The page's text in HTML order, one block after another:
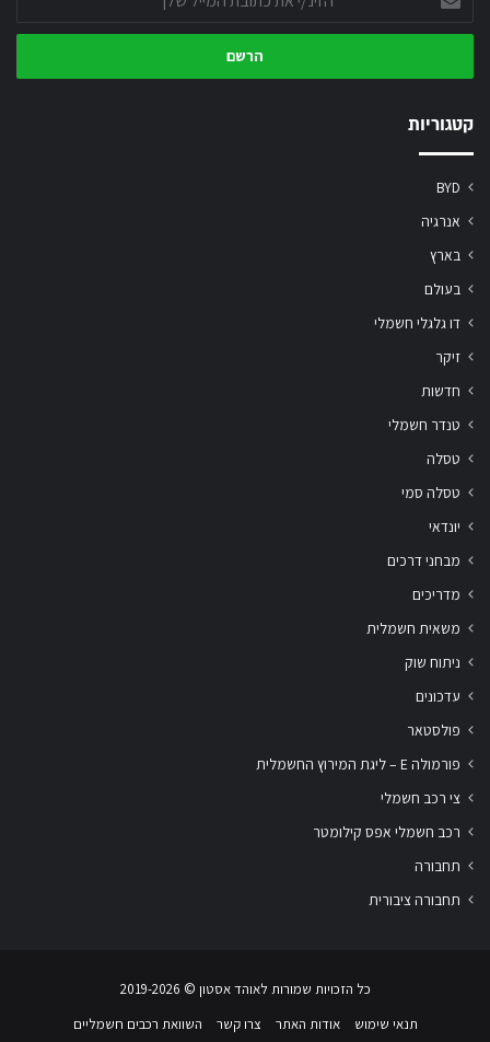
את
כתובת
שלך
קטגוריות
BYD
אנרגיה
בארץ
בעולם
דו גלגלי חשמלי
זיקר
חדשות
טנדר חשמלי
טסלה
טסלה סמי
יונדאי
מבחני דרכים
מדריכים
משאית חשמלית
ניתוח שוק
עדכונים
פולסטאר
פורמולה E – ליגת המירוץ החשמלית
צי רכב חשמלי
רכב חשמלי אפס קילומטר
תחבורה
תחבורה ציבורית
כל הזכויות שמורות לאוהד אסטון ‏© 2019-2026
תנאי שימוש
אודות האתר צרו קשר השוואת רכבים חשמליים